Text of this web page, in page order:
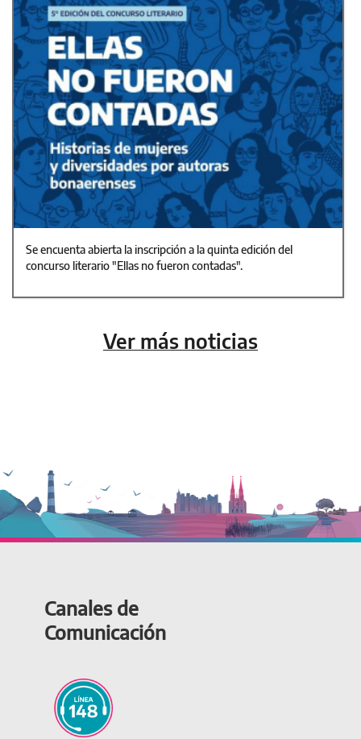
Se encuenta abierta la inscripción a la quinta edición del
concurso literario "Ellas no fueron contadas".
Ver más noticias
Canales de
Comunicación